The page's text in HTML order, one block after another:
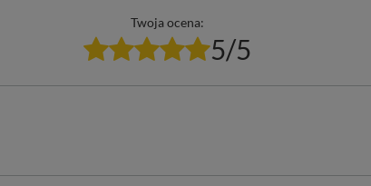
Twoja ocena:
5/5